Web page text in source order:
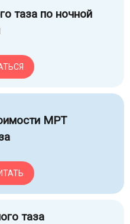
таза по ночной
МРТ
таза